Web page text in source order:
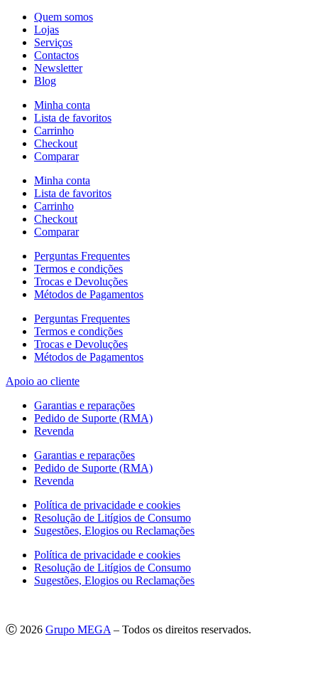
Quem somos
Lojas
Serviços
Contactos
Newsletter
Blog
Minha conta
Lista de favoritos
Carrinho
Checkout
Comparar
Minha conta
Lista de favoritos
Carrinho
Checkout
Comparar
Perguntas Frequentes
Termos e condições
Trocas e Devoluções
Métodos de Pagamentos
Perguntas Frequentes
Termos e condições
Trocas e Devoluções
Métodos de Pagamentos
Apoio ao cliente
Garantias e reparações
Pedido de Suporte (RMA)
Revenda
Garantias e reparações
Pedido de Suporte (RMA)
Revenda
Política de privacidade e cookies
Resolução de Litígios de Consumo
Sugestões, Elogios ou Reclamações
Política de privacidade e cookies
Resolução de Litígios de Consumo
Sugestões, Elogios ou Reclamações
Ⓒ 2026 Grupo MEGA – Todos os direitos reservados.